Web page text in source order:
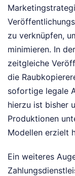
zu verknüpfen,
minimieren. In
zeitgleiche
die
sofortige legale
hierzu ist bisher
Produktionen
Modellen erzielt
Ein weiteres